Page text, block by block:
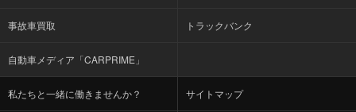
事故車買取 トラックバンク
自動車メディア「CARPRIME」
私たちと一緒に働きませんか？ サイトマップ